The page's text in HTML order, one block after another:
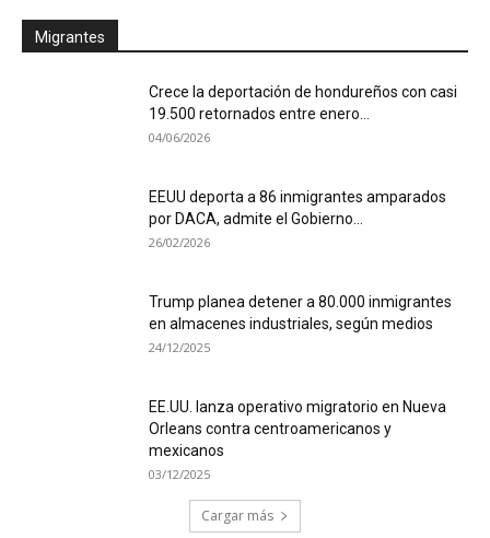
Migrantes
Crece la deportación de hondureños con casi
19.500 retornados entre enero...
04/06/2026
EEUU deporta a 86 inmigrantes amparados
por DACA, admite el Gobierno...
26/02/2026
Trump planea detener a 80.000 inmigrantes
en almacenes industriales, según medios
24/12/2025
EE.UU. lanza operativo migratorio en Nueva
Orleans contra centroamericanos y
mexicanos
03/12/2025
Cargar más